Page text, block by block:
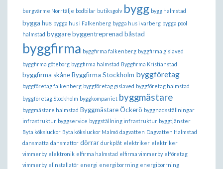
bergvärme Norrtälje bodbilar butiksgolv bygg bygg halmstad
bygga hus bygga hus i Falkenberg bygga hus i varberg bygga pool
halmstad byggarebyggentreprenad båstad
byggfirma byggfirma falkenberg byggfirma gislaved
byggfirma göteborg byggfirma halmstad Byggfirma Kristianstad
byggfirma skåneByggfirma Stockholm byggföretag
byggföretag falkenberg byggföretag gislaved byggföretag halmstad
byggföretag Stockholm byggkompaniet byggmästare
byggmästare halmstad Byggmästare Öckerö byggnadsställningar
infrastruktur byggservice byggställning infrastruktur byggtjänster
Byta köksluckor Byta köksluckor Malmö dagvatten Dagvatten Halmstad
dansmatta dansmattor dörrar durkplåt elektriker elektriker
vimmerby elektronik elfirma halmstad elfirma vimmerby elföretag
vimmerby elinstallatör energi energiborrning energiborrning